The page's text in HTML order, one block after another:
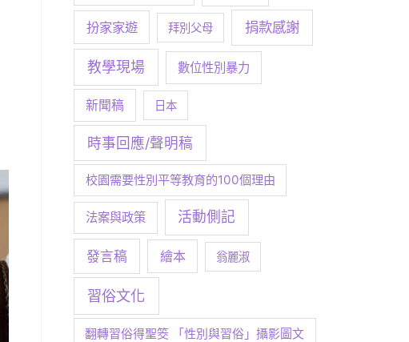
扮家家遊 拜別父母 捐款感謝
教學現場 數位性別暴力
新聞稿 日本
時事回應/聲明稿
校園需要性別平等教育的100個理由
法案與政策 活動側記
發言稿 繪本 翁麗淑
習俗文化
翻轉習俗得聖筊 「性別與習俗」攝影圖文